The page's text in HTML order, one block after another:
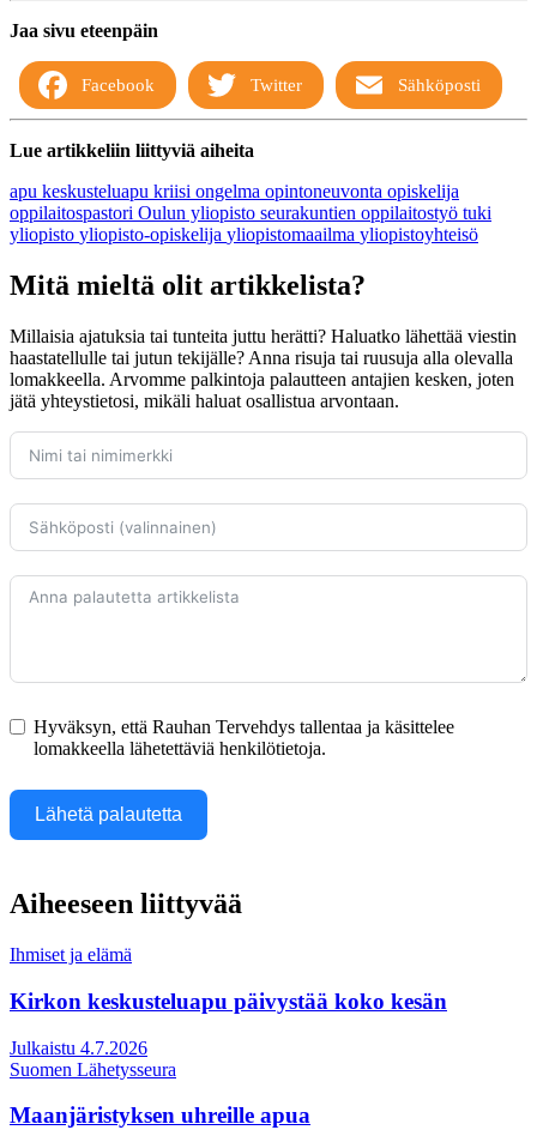
Jaa sivu eteenpäin
Facebook Twitter Sähköposti
Lue artikkeliin liittyviä aiheita
apu keskusteluapu kriisi ongelma opintoneuvonta opiskelija
oppilaitospastori Oulun yliopisto seurakuntien oppilaitostyö tuki
yliopisto yliopisto-opiskelija yliopistomaailma yliopistoyhteisö
Mitä mieltä olit artikkelista?
Millaisia ajatuksia tai tunteita juttu herätti? Haluatko lähettää viestin
haastatellulle tai jutun tekijälle? Anna risuja tai ruusuja alla olevalla
lomakkeella. Arvomme palkintoja palautteen antajien kesken, joten
jätä yhteystietosi, mikäli haluat osallistua arvontaan.
Hyväksyn, että Rauhan Tervehdys tallentaa ja käsittelee
lomakkeella lähetettäviä henkilötietoja.
Lähetä palautetta
Aiheeseen liittyvää
Ihmiset ja elämä
Kirkon keskusteluapu päivystää koko kesän
Julkaistu 4.7.2026
Suomen Lähetysseura
Maanjäristyksen uhreille apua